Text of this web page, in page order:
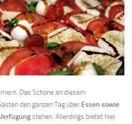
Das Schöne an diesem
den ganzen Tag über Essen sowie
stehen. Allerdings bietet hier